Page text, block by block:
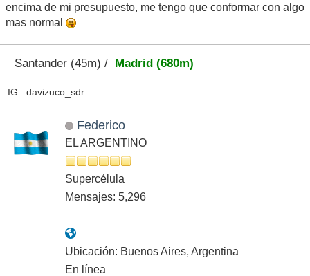
encima de mi presupuesto, me tengo que conformar con algo
mas normal
Santander (45m) / Madrid (680m)
IG: davizuco_sdr
Federico
EL ARGENTINO
Supercélula
Mensajes: 5,296
Ubicación: Buenos Aires, Argentina
En línea